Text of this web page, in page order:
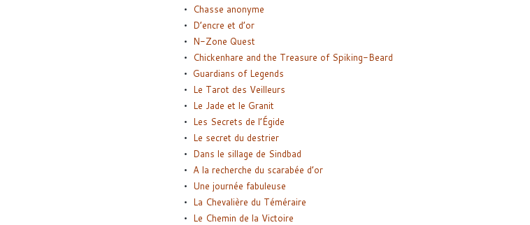
Chasse anonyme
D’encre et d’or
N-Zone Quest
Chickenhare and the Treasure of Spiking-Beard
Guardians of Legends
Le Tarot des Veilleurs
Le Jade et le Granit
Les Secrets de l’Égide
Le secret du destrier
Dans le sillage de Sindbad
A la recherche du scarabée d’or
Une journée fabuleuse
La Chevalière du Téméraire
Le Chemin de la Victoire